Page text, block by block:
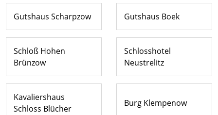
Gutshaus Scharpzow Gutshaus Boek
Schloß Hohen
Brünzow
Schlosshotel
Neustrelitz
Kavaliershaus
Schloss Blücher
Burg Klempenow